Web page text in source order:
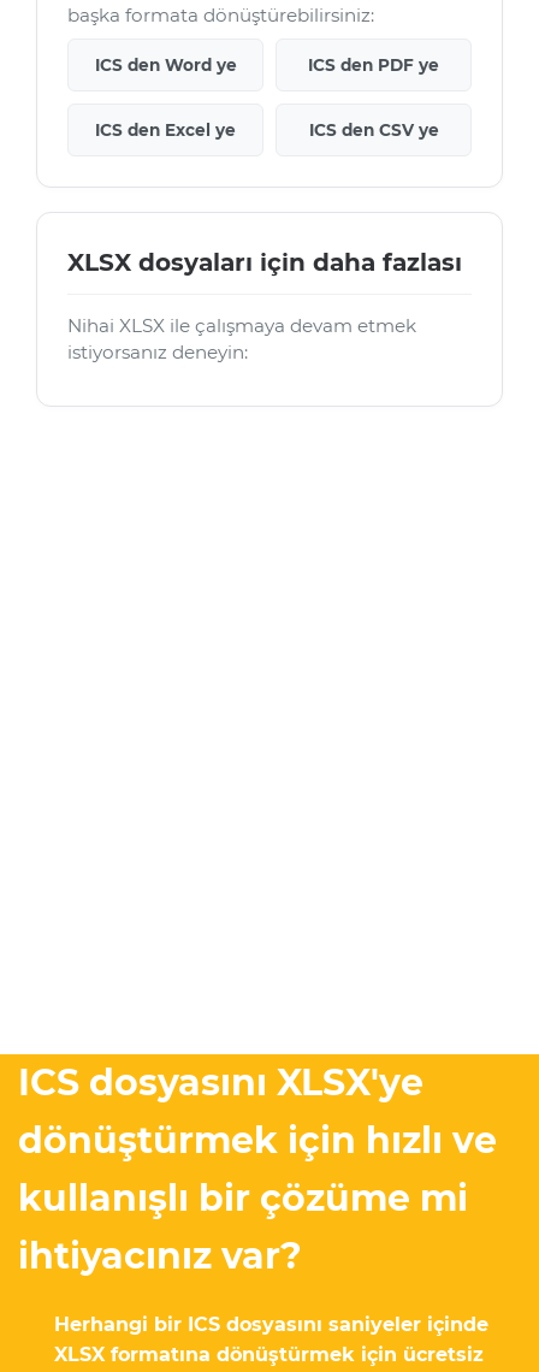
başka formata dönüştürebilirsiniz:
ICS den Word ye ICS den PDF ye
ICS den Excel ye ICS den CSV ye
XLSX dosyaları için daha fazlası
Nihai XLSX ile çalışmaya devam etmek
istiyorsanız deneyin:
ICS dosyasını XLSX'ye
dönüştürmek için hızlı ve
kullanışlı bir çözüme mi
ihtiyacınız var?
Herhangi bir ICS dosyasını saniyeler içinde
XLSX formatına dönüştürmek için ücretsiz